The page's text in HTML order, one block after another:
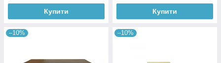
Купити Купити
–10% –10%